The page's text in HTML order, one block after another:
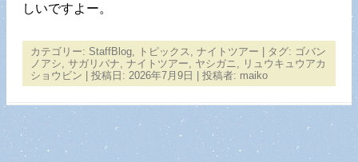
しいですよー。
カテゴリー: StaffBlog, トピックス , ナイトツアー | タグ: ゴバン
ノアシ, サガリバナ, ナイトツアー, ヤシガニ, リュウキュウアカ
ショウビン | 投稿日: 2026年7月9日 投稿者: maiko